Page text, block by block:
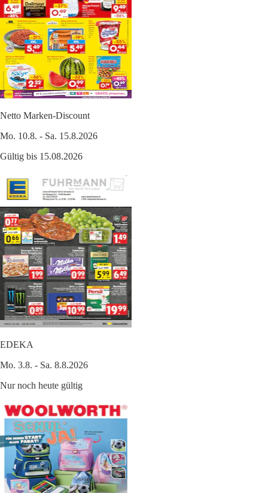
Netto Marken-Discount
Mo. 10.8. - Sa. 15.8.2026
Gültig bis 15.08.2026
EDEKA
Mo. 3.8. - Sa. 8.8.2026
Nur noch heute gültig